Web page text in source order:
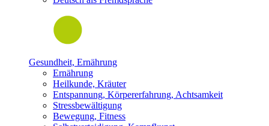
Gesundheit, Ernährung
Ernährung
Heilkunde, Kräuter
Entspannung, Körpererfahrung, Achtsamkeit
Stressbewältigung
Bewegung, Fitness